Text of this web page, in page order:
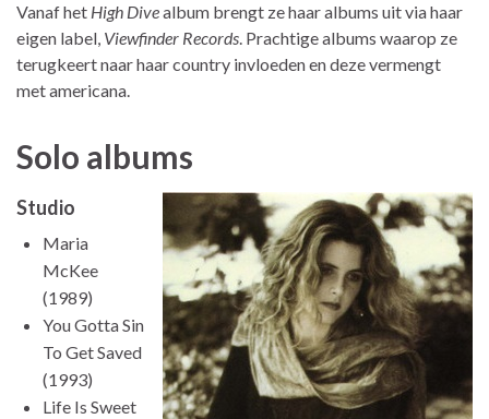
Vanaf het High Divealbum brengt ze haar albums uit via haar
eigen label, Viewfinder Records. Prachtige albums waarop ze
terugkeert naar haar country invloeden en deze vermengt
met americana.
Solo albums
Studio
Maria
McKee
(1989)
You Gotta Sin
To Get Saved
(1993)
Life Is Sweet